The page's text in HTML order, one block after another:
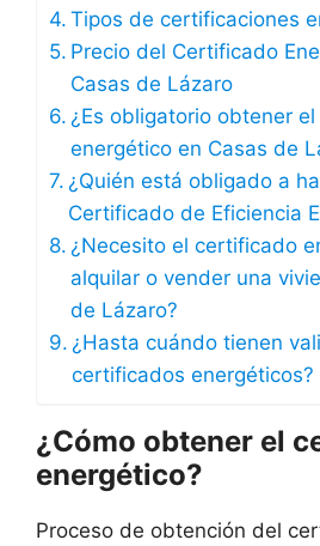
Tipos de certificaciones
Precio del Certificado
Casas de Lázaro
¿Es obligatorio obtener
energético en Casas de
¿Quién está obligado a
Certificado de Eficiencia
¿Necesito el certificado
alquilar o vender una
de Lázaro?
¿Hasta cuándo tienen
certificados energéticos?
¿Cómo obtener el
energético?
Proceso de obtención del